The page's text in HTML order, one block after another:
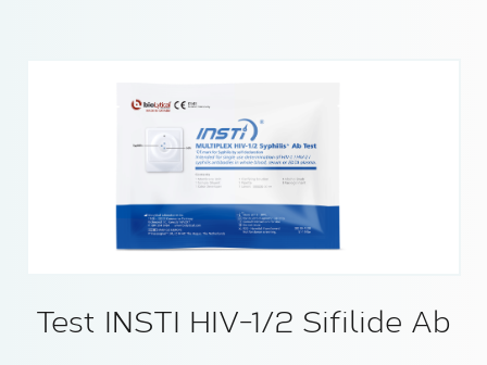
Test INSTI HIV-1/2 Sifilide Ab